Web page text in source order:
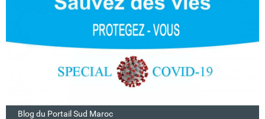
Blog du Portail Sud Maroc